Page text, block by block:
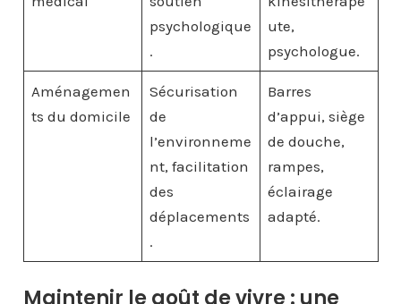
psychologique
.
ute,
psychologue.
Aménagemen
ts du domicile
Sécurisation
de
l’environneme
nt, facilitation
des
déplacements
.
Barres
d’appui, siège
de douche,
rampes,
éclairage
adapté.
Maintenir le goût de vivre : une